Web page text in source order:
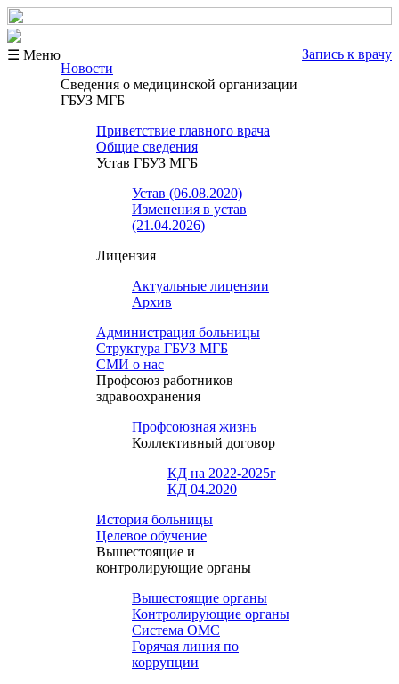
☰ Меню
Запись к врачу
Новости
Сведения о медицинской организации
ГБУЗ МГБ
Приветствие главного врача
Общие сведения
Устав ГБУЗ МГБ
Устав (06.08.2020)
Изменения в устав
(21.04.2026)
Лицензия
Актуальные лицензии
Архив
Администрация больницы
Структура ГБУЗ МГБ
СМИ о нас
Профсоюз работников
здравоохранения
Профсоюзная жизнь
Коллективный договор
КД на 2022-2025г
КД 04.2020
История больницы
Целевое обучение
Вышестоящие и
контролирующие органы
Вышестоящие органы
Контролирующие органы
Система ОМС
Горячая линия по
коррупции